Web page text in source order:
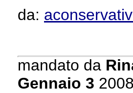
da:
mandato da
Gennaio 3